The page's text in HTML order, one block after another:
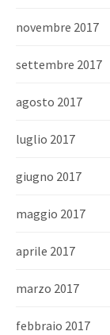
novembre 2017
settembre 2017
agosto 2017
luglio 2017
giugno 2017
maggio 2017
aprile 2017
marzo 2017
febbraio 2017